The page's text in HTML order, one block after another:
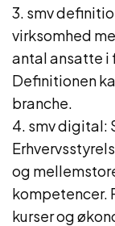
3. smv
virksomhed
antal ansatte i
Definitionen
branche.
4. smv digital:
og
kompetencer.
kurser og